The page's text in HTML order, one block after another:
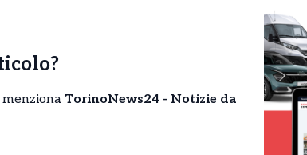
TorinoNews24 - Notizie da